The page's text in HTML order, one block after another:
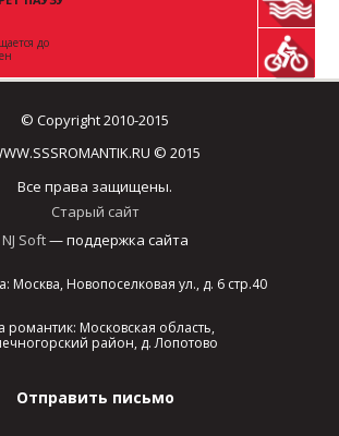
до
© Copyright 2010-2015
© 2015
Все права защищены.
Старый сайт
NJ Soft— поддержка сайта
Москва, Новопоселковая ул., д. 6 стр.40
романтик: Московская область,
район, д. Лопотово
Отправить письмо